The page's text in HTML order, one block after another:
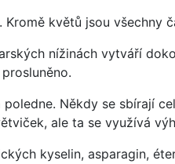
květů jsou všechny
nížinách vytváří
Někdy se sbírají
ale ta se využívá
kyselin, asparagin,